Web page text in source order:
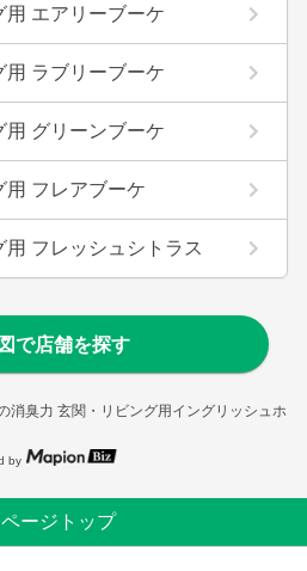
消臭力 玄関・リビング用イングリッシュホ
エアリーブーケ
ラブリーブーケ
グリーンブーケ
用 フレアブーケ
フレッシュシトラス
で店舗を探す
by
ページトップ